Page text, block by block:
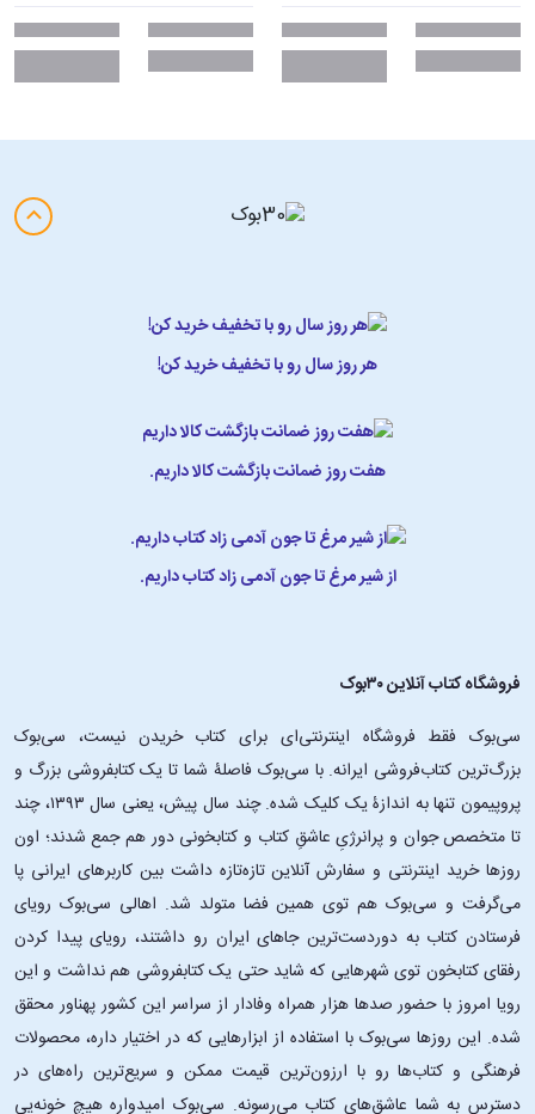
هر روز سال رو با تخفیف خرید کن!
هفت روز ضمانت بازگشت کالا داریم.
از شیر مرغ تا جون آدمی زاد کتاب داریم.
فروشگاه کتاب آنلاین ۳۰بوک
سی‌بوک فقط فروشگاه اینترنتی‌ای برای کتاب خریدن نیست، سی‌بوک
بزرگ‌ترین کتاب‌فروشی ایرانه. با سی‌بوک فاصلۀ شما تا یک کتابفروشی بزرگ و
پروپیمون تنها به اندازۀ یک کلیک شده. چند سال پیش، یعنی سال ۱۳۹۳، چند
تا متخصص جوان و پرانرژیِ عاشقِ کتاب و کتابخونی دور هم جمع شدند؛ اون‌
روزها خرید اینترنتی و سفارش آنلاین تازه‌تازه داشت بین کاربرهای ایرانی پا
می‌گرفت و سی‌بوک هم توی همین فضا متولد شد. اهالی سی‌بوک رویای
فرستادن کتاب به دوردست‌ترین جاهای ایران رو داشتند، رویای پیدا کردن
رفقای کتابخون توی شهرهایی که شاید حتی یک کتابفروشی هم نداشت و این
رویا امروز با حضور صدها هزار همراه وفادار از سراسر این کشور پهناور محقق
شده. این ‌روزها سی‌بوک با استفاده از ابزارهایی که در اختیار داره، محصولات
فرهنگی و کتاب‌ها رو با ارزون‌ترین قیمت ممکن و سریع‌ترین راه‌های در
دسترس به شما عاشق‌های کتاب می‌رسونه. سی‌بوک امیدواره هیچ خونه‌یی